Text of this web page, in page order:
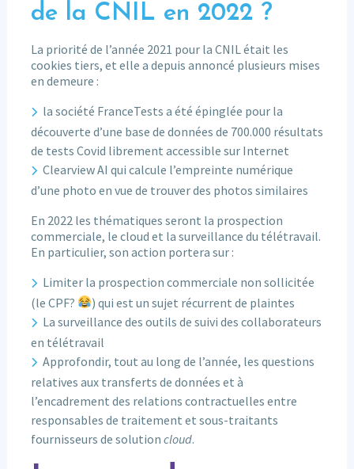
de la CNIL en 2022 ?
La priorité de l’année 2021 pour la CNIL était les
cookies tiers, et elle a depuis annoncé plusieurs mises
en demeure :
la société FranceTests a été épinglée pour la
découverte d’une base de données de 700.000 résultats
de tests Covid librement accessible sur Internet
Clearview AI qui calcule l’empreinte numérique
d’une photo en vue de trouver des photos similaires
En 2022 les thématiques seront la prospection
commerciale, le cloud et la surveillance du télétravail.
En particulier, son action portera sur :
Limiter la prospection commerciale non sollicitée
(le CPF?
) qui est un sujet récurrent de plaintes
La surveillance des outils de suivi des collaborateurs
en télétravail
Approfondir, tout au long de l’année, les questions
relatives aux transferts de données et à
l’encadrement des relations contractuelles entre
responsables de traitement et sous-traitants
fournisseurs de solution cloud.